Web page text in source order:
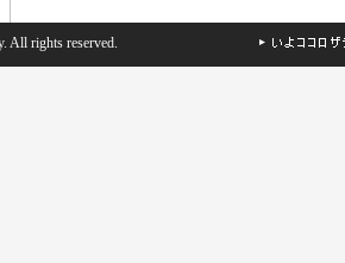
All rights reserved.